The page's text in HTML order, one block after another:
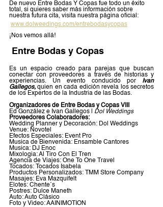
De nuevo Entre Bodas Y Copas fue todo un éxito
total, si quieres saber más información sobre
nuestra futura cita, visita nuestra página oficial:
www.dolweedings.com/entrebodasycopas
¡Nos vemos allá!
Entre Bodas y Copas
Es un espacio creado para parejas que buscan
conectar con proveedores a través de historias y
experiencias. Un evento conducido por Ivan
Gallegos, quien en cada edición revela los secretos
de los Expertos de la Industria de las Bodas.
Organizadores de Entre Bodas y Copas VIII
Ed González e Ivan Gallegos | Dol Weddings
Proveedores Colaboradores:
Wedding Planner y Decoración: Dol Weddings
Venue: Novotel
Efectos Especiales: Event Pro
Musica de Bienvenida: Ensamble Cantores
Musica: DJ Enoc
Mixologia: Al Tiro Con El Tren
Agencia de Viajes: One To One Travel
Tocados: Tocados Isabela
Productos Personalizados: TMM Store Company
Masajes: Eva Mazquifelt
Elotes: Chente´s
Postres: Dulce Maneth
Auto: Auto Clásico
Foto y Video: AAINIMOTION